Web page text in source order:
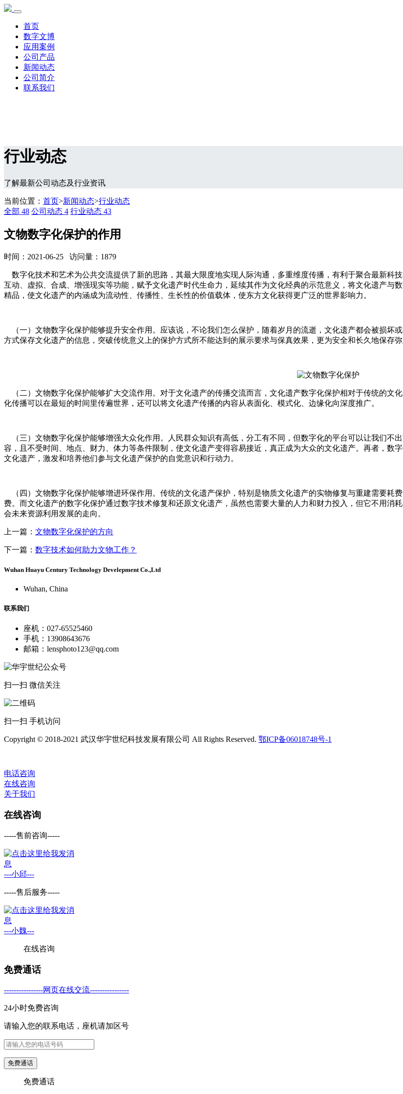
首页
数字文博
应用案例
公司产品
新闻动态
公司简介
联系我们
行业动态
了解最新公司动态及行业资讯
当前位置： 首页>新闻动态>行业动态
全部 48 公司动态 4 行业动态 43
文物数字化保护的作用
时间：2021-06-25 访问量：1879
数字化技术和艺术为公共交流提供了新的思路，其最大限度地实现人际沟通，多重维度传播，有利于聚合最新科
互动、虚拟、合成、增强现实等功能，赋予文化遗产时代生命力，延续其作为文化经典的示范意义，将文化遗产与
精品，使文化遗产的内涵成为流动性、传播性、生长性的价值载体，使东方文化获得更广泛的世界影响力。
（一）文物数字化保护能够提升安全作用。应该说，不论我们怎么保护，随着岁月的流逝，文化遗产都会被损坏
方式保存文化遗产的信息，突破传统意义上的保护方式所不能达到的展示要求与保真效果，更为安全和长久地保存弥
（二）文物数字化保护能够扩大交流作用。对于文化遗产的传播交流而言，文化遗产数字化保护相对于传统的文
化传播可以在最短的时间里传遍世界，还可以将文化遗产传播的内容从表面化、模式化、边缘化向深度推广。
（三）文物数字化保护能够增强大众化作用。人民群众知识有高低，分工有不同，但数字化的平台可以让我们不
容，且不受时间、地点、财力、体力等条件限制，使文化遗产变得容易接近，真正成为大众的文化遗产。再者，数
文化遗产，激发和培养他们参与文化遗产保护的自觉意识和行动力。
（四）文物数字化保护能够增进环保作用。传统的文化遗产保护，特别是物质文化遗产的实物修复与重建需要耗
费。而文化遗产的数字化保护通过数字技术修复和还原文化遗产，虽然也需要大量的人力和财力投入，但它不用消
会未来资源利用发展的走向。
上一篇： 文物数字化保护的方向
下一篇： 数字技术如何助力文物工作？
Wuhan Huayu Century Technology Develepment Co.,Ltd
Wuhan, China
联系我们
座机：027-65525460
手机：13908643676
邮箱：lensphoto123@qq.com
扫一扫 微信关注
扫一扫 手机访问
Copyright © 2018-2021 武汉华宇世纪科技发展有限公司 All Rights Reserved. 鄂ICP备06018748号-1
电话咨询
在线咨询
关于我们
在线咨询
-----售前咨询-----
---小邱---
-----售后服务-----
---小魏---
在线咨询
免费通话
----------------网页在线交流----------------
24小时免费咨询
请输入您的联系电话，座机请加区号
免费通话
免费通话